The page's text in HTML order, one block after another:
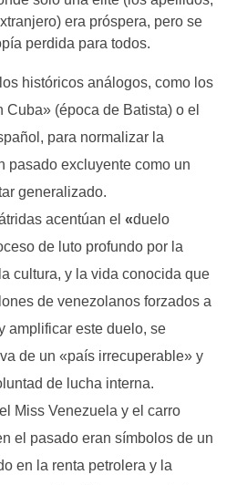
era próspera, pero se
perdida para todos.
históricos análogos, como los
Cuba» (época de Batista) o el
para normalizar la
pasado excluyente como un
generalizado.
acentúan el «duelo
de luto profundo por la
cultura, y la vida conocida que
de venezolanos forzados a
amplificar este duelo, se
de un «país irrecuperable» y
de lucha interna.
Miss Venezuela y el carro
el pasado eran símbolos de un
en la renta petrolera y la